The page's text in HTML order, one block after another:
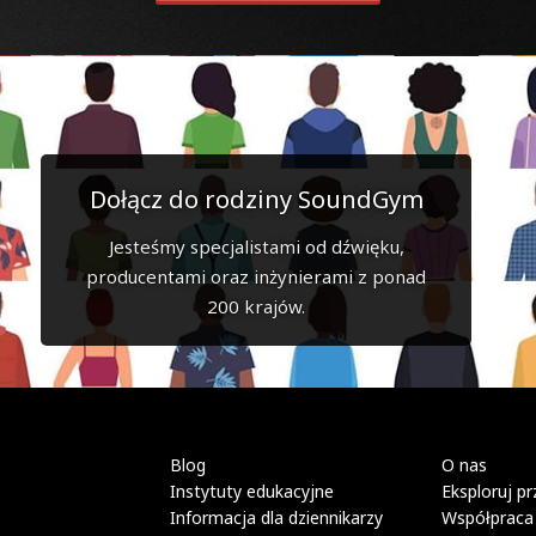
Dołącz do rodziny SoundGym
Jesteśmy specjalistami od dźwięku,
producentami oraz inżynierami z ponad
200 krajów.
Blog
Instytuty edukacyjne
Informacja dla dziennikarzy
O nas
Eksploruj
Współpraca